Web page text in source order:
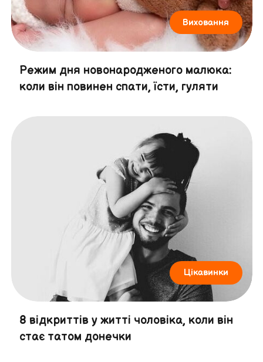
Виховання
Режим дня новонародженого малюка:
коли він повинен спати, їсти, гуляти
Цікавинки
8 відкриттів у житті чоловіка, коли він
стає татом донечки